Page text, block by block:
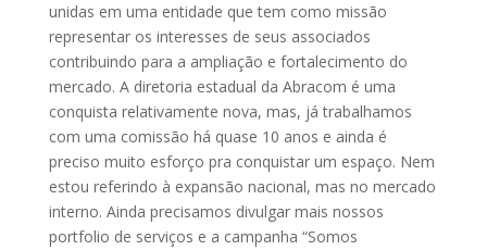
unidas em uma entidade que tem como missão
representar os interesses de seus associados
contribuindo para a ampliação e fortalecimento do
mercado. A diretoria estadual da Abracom é uma
conquista relativamente nova, mas, já trabalhamos
com uma comissão há quase 10 anos e ainda é
preciso muito esforço pra conquistar um espaço. Nem
estou referindo à expansão nacional, mas no mercado
interno. Ainda precisamos divulgar mais nossos
portfolio de serviços e a campanha “Somos